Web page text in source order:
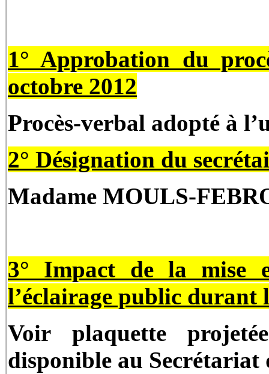
1° Approbation du
octobre 2012
Procès-verbal adopté à
2° Désignation du
Madame MOULS-
3° Impact de la mise
l’éclairage public durant
Voir plaquette
disponible au